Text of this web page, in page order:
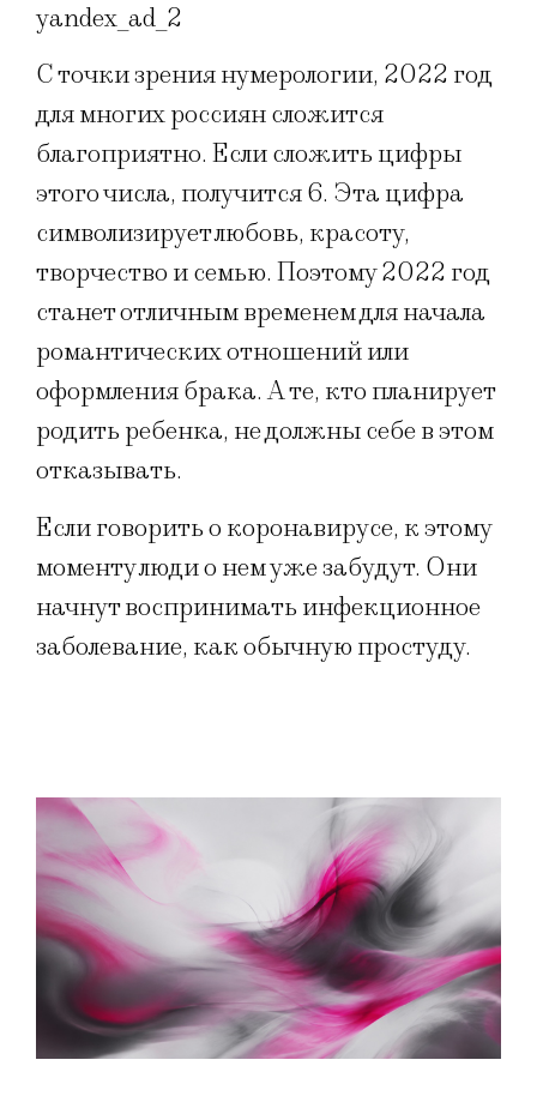
yandex_ad_2
С точки зрения нумерологии, 2022 год
для многих россиян сложится
благоприятно. Если сложить цифры
этого числа, получится 6. Эта цифра
символизирует любовь, красоту,
творчество и семью. Поэтому 2022 год
станет отличным временем для начала
романтических отношений или
оформления брака. А те, кто планирует
родить ребенка, не должны себе в этом
отказывать.
Если говорить о коронавирусе, к этому
моменту люди о нем уже забудут. Они
начнут воспринимать инфекционное
заболевание, как обычную простуду.